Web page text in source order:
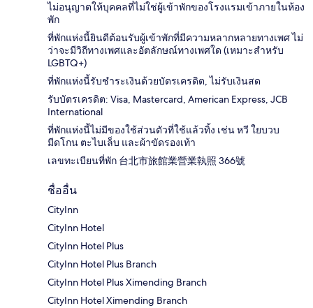
ไม่อนุญาตให้บุคคลที่ไม่ใช่ผู้เข้าพักของโรงแรมเข้าภายในห้อง
พัก
ที่พักแห่งนี้ยินดีต้อนรับผู้เข้าพักที่มีความหลากหลายทางเพศ ไม่
ว่าจะมีวิถีทางเพศและอัตลักษณ์ทางเพศใด (เหมาะสำหรับ
LGBTQ+)
ที่พักแห่งนี้รับชำระเงินด้วยบัตรเครดิต, ไม่รับเงินสด
รับบัตรเครดิต: Visa, Mastercard, American Express, JCB
International
ที่พักแห่งนี้ไม่มีของใช้ส่วนตัวที่ใช้แล้วทิ้ง เช่น หวี ใยบวบ
มีดโกน ตะไบเล็บ และผ้าขัดรองเท้า
เลขทะเบียนที่พัก 台北市旅館業營業執照 366號
ชื่ออื่น
CityInn
CityInn Hotel
CityInn Hotel Plus
CityInn Hotel Plus Branch
CityInn Hotel Plus Ximending Branch
CityInn Hotel Ximending Branch